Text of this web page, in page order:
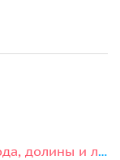
Предгорный Крым: пещерные города, долины и лаванда (из Алушты)